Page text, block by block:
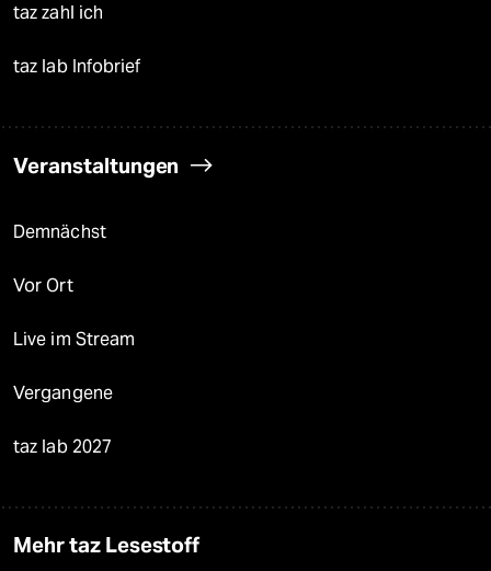
taz zahl ich
taz lab Infobrief
Veranstaltungen
Demnächst
Vor Ort
Live im Stream
Vergangene
taz lab 2027
Mehr taz Lesestoff